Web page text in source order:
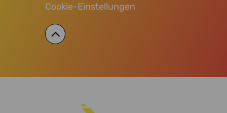
Cookie-Einstellungen